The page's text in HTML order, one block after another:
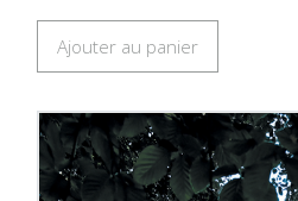
Ajouter au panier